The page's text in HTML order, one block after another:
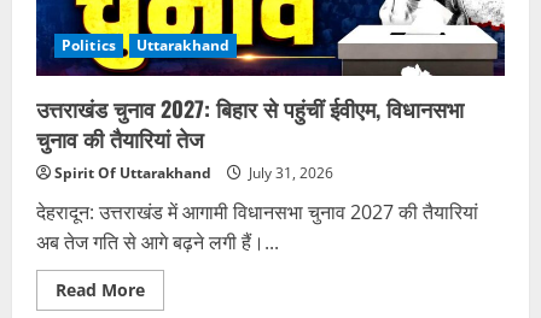
Politics Uttarakhand
उत्तराखंड चुनाव 2027: बिहार से पहुंचीं ईवीएम, विधानसभा
चुनाव की तैयारियां तेज
Spirit Of Uttarakhand July 31, 2026
देहरादून: उत्तराखंड में आगामी विधानसभा चुनाव 2027 की तैयारियां
अब तेज गति से आगे बढ़ने लगी हैं।...
Read MoreRead
more